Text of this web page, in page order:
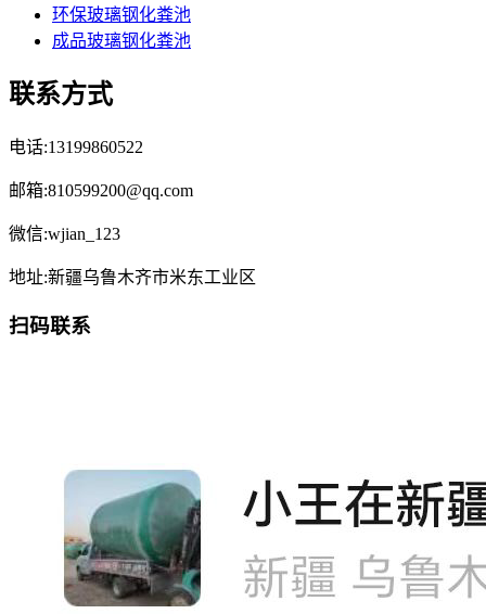
环保玻璃钢化粪池
成品玻璃钢化粪池
联系方式
电话:13199860522
邮箱:810599200@qq.com
微信:wjian_123
地址:新疆乌鲁木齐市米东工业区
扫码联系